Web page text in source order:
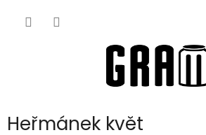
Heřmánek květ